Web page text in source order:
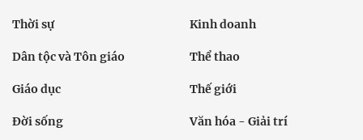
Thời sự Kinh doanh
Dân tộc và Tôn giáo Thể thao
Giáo dục Thế giới
Đời sống Văn hóa - Giải trí